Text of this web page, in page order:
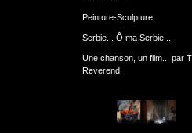
Peinture-Sculpture
Serbie... Ô ma Serbie...
Une chanson, un film... par
Reverend.